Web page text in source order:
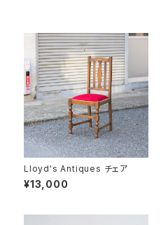
Lloyd's Antiques チェア
¥13,000